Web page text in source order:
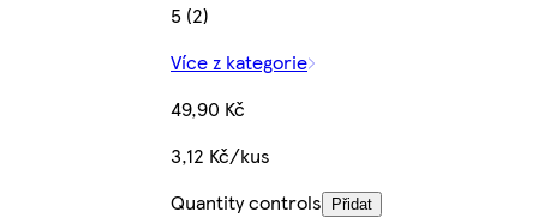
5 (2)
Více z kategorie
49,90 Kč
3,12 Kč/kus
Quantity controls
Přidat